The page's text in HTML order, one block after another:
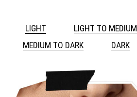
LIGHT LIGHT TO MEDIUM
MEDIUM TO DARK
DARK